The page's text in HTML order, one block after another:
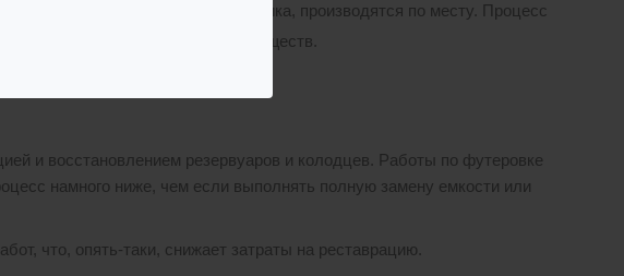
экструзионная сварка пластика, производятся по месту. Процесс
ряд существенных преимуществ.
и восстановлением резервуаров и колодцев. Работы по футеровке
намного ниже, чем если выполнять полную замену емкости или
что, опять-таки, снижает затраты на реставрацию.